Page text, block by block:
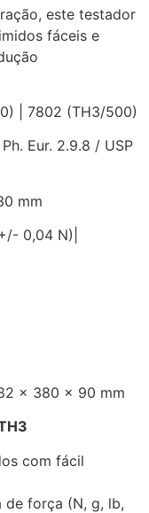
este testador
fáceis e
| 7802 (TH3/500)
Eur. 2.9.8 / USP
mm
0,04 N)|
x 380 x 90 mm
com fácil
de força (N, g, lb,